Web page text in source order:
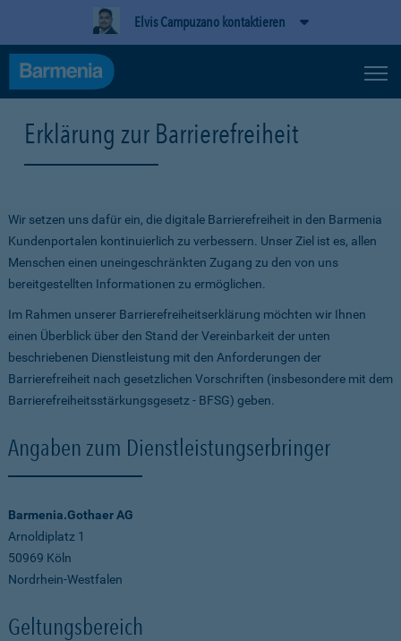
Elvis Campuzano kontaktieren
Erklärung zur Barrierefreiheit
Wir setzen uns dafür ein, die digitale Barrierefreiheit in den Barmenia
Kundenportalen kontinuierlich zu verbessern. Unser Ziel ist es, allen
Menschen einen uneingeschränkten Zugang zu den von uns
bereitgestellten Informationen zu ermöglichen.
Im Rahmen unserer Barrierefreiheitserklärung möchten wir Ihnen
einen Überblick über den Stand der Vereinbarkeit der unten
beschriebenen Dienstleistung mit den Anforderungen der
Barrierefreiheit nach gesetzlichen Vorschriften (insbesondere mit dem
Barrierefreiheitsstärkungsgesetz - BFSG) geben.
Angaben zum Dienstleistungserbringer
Barmenia.Gothaer AG
Arnoldiplatz 1
50969 Köln
Nordrhein-Westfalen
Geltungsbereich